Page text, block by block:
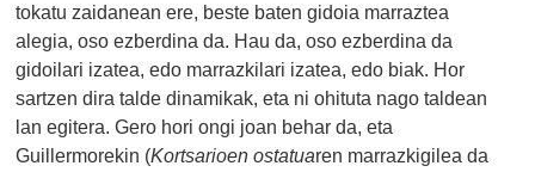
tokatu zaidanean ere, beste baten gidoia marraztea
alegia, oso ezberdina da. Hau da, oso ezberdina da
gidoilari izatea, edo marrazkilari izatea, edo biak. Hor
sartzen dira talde dinamikak, eta ni ohituta nago taldean
lan egitera. Gero hori ongi joan behar da, eta
Guillermorekin (Kortsarioen ostatuaren marrazkigilea da